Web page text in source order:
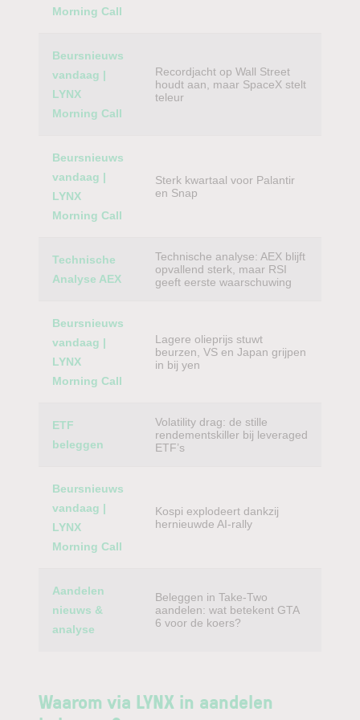
Morning Call
Beursnieuws
vandaag |
LYNX
Morning Call
Recordjacht op Wall Street
houdt aan, maar SpaceX stelt
teleur
Beursnieuws
vandaag |
LYNX
Morning Call
Sterk kwartaal voor Palantir
en Snap
Technische
Analyse AEX
Technische analyse: AEX blijft
opvallend sterk, maar RSI
geeft eerste waarschuwing
Beursnieuws
vandaag |
LYNX
Morning Call
Lagere olieprijs stuwt
beurzen, VS en Japan grijpen
in bij yen
ETF
beleggen
Volatility drag: de stille
rendementskiller bij leveraged
ETF’s
Beursnieuws
vandaag |
LYNX
Morning Call
Kospi explodeert dankzij
hernieuwde AI-rally
Aandelen
nieuws &
analyse
Beleggen in Take-Two
aandelen: wat betekent GTA
6 voor de koers?
Waarom via LYNX in aandelen